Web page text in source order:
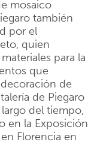
mosaico
también
por el
quien
para la
que
de
de Piegaro
del tiempo,
en la Exposición
Florencia en